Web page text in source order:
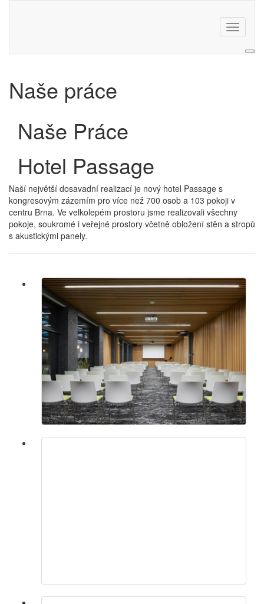
Toggle
Naše práce
Naše Práce
Hotel Passage
Naší největší dosavadní realizací je nový hotel Passage s
kongresovým zázemím pro více než 700 osob a 103 pokoji v
centru Brna. Ve velkolepém prostoru jsme realizovali všechny
pokoje, soukromé i veřejné prostory včetně obložení stěn a stropů
s akustickými panely.